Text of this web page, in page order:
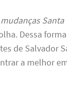
Santa
Dessa
de Salvador
a melhor